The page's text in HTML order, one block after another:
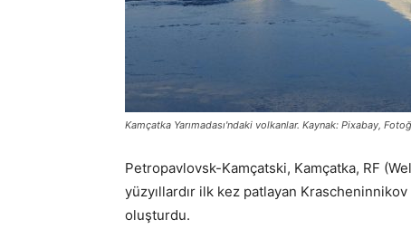
Kamçatka Yarımadası'ndaki volkanlar. Kaynak: Pixabay,
Petropavlovsk-Kamçatski, Kamçatka, RF
yüzyıllardır ilk kez patlayan
oluşturdu.